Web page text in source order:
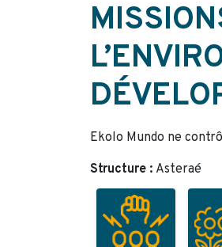
Ekolo Mundo ne
Structure : Asteraé